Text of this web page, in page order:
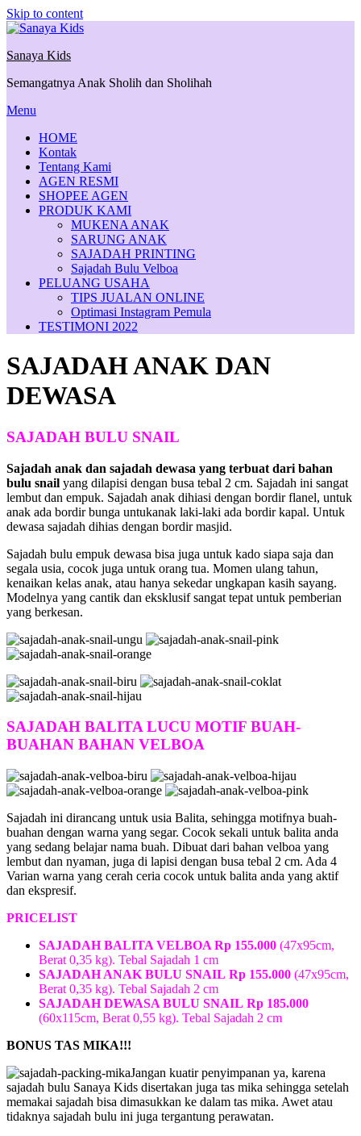
Skip to content
Sanaya Kids
Semangatnya Anak Sholih dan Sholihah
Menu
HOME
Kontak
Tentang Kami
AGEN RESMI
SHOPEE AGEN
PRODUK KAMI
MUKENA ANAK
SARUNG ANAK
SAJADAH PRINTING
Sajadah Bulu Velboa
PELUANG USAHA
TIPS JUALAN ONLINE
Optimasi Instagram Pemula
TESTIMONI 2022
SAJADAH ANAK DAN
DEWASA
SAJADAH BULU SNAIL
Sajadah anak dan sajadah dewasa yang terbuat dari bahan
bulu snail yang dilapisi dengan busa tebal 2 cm. Sajadah ini sangat
lembut dan empuk. Sajadah anak dihiasi dengan bordir flanel, untuk
anak ada bordir bunga untukanak laki-laki ada bordir kapal. Untuk
dewasa sajadah dihias dengan bordir masjid.
Sajadah bulu empuk dewasa bisa juga untuk kado siapa saja dan
segala usia, cocok juga untuk orang tua. Momen ulang tahun,
kenaikan kelas anak, atau hanya sekedar ungkapan kasih sayang.
Modelnya yang cantik dan eksklusif sangat tepat untuk pemberian
yang berkesan.
SAJADAH BALITA LUCU MOTIF BUAH-
BUAHAN BAHAN VELBOA
Sajadah ini dirancang untuk usia Balita, sehingga motifnya buah-
buahan dengan warna yang segar. Cocok sekali untuk balita anda
yang sedang belajar nama buah. Dibuat dari bahan velboa yang
lembut dan nyaman, juga di lapisi dengan busa tebal 2 cm. Ada 4
Varian warna yang cerah ceria cocok untuk balita anda yang aktif
dan ekspresif.
PRICELIST
SAJADAH BALITA VELBOA Rp 155.000 (47x95cm,
Berat 0,35 kg). Tebal Sajadah 1 cm
SAJADAH ANAK BULU SNAIL Rp 155.000 (47x95cm,
Berat 0,35 kg). Tebal Sajadah 2 cm
SAJADAH DEWASA BULU SNAIL Rp 185.000
(60x115cm, Berat 0,55 kg). Tebal Sajadah 2 cm
BONUS TAS MIKA!!!
Jangan kuatir penyimpanan ya, karena
sajadah bulu Sanaya Kids disertakan juga tas mika sehingga setelah
memakai sajadah bisa dimasukkan ke dalam tas mika. Awet atau
tidaknya sajadah bulu ini juga tergantung perawatan.